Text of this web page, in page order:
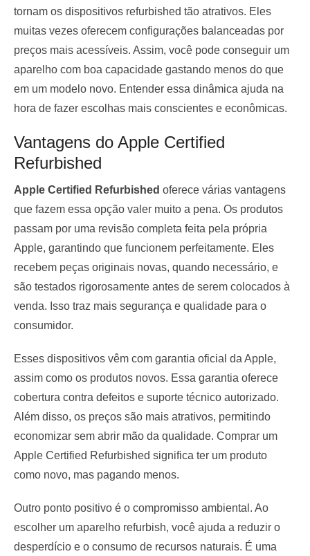
tornam os dispositivos refurbished tão atrativos. Eles
muitas vezes oferecem configurações balanceadas por
preços mais acessíveis. Assim, você pode conseguir um
aparelho com boa capacidade gastando menos do que
em um modelo novo. Entender essa dinâmica ajuda na
hora de fazer escolhas mais conscientes e econômicas.
Vantagens do Apple Certified
Refurbished
Apple Certified Refurbished oferece várias vantagens
que fazem essa opção valer muito a pena. Os produtos
passam por uma revisão completa feita pela própria
Apple, garantindo que funcionem perfeitamente. Eles
recebem peças originais novas, quando necessário, e
são testados rigorosamente antes de serem colocados à
venda. Isso traz mais segurança e qualidade para o
consumidor.
Esses dispositivos vêm com garantia oficial da Apple,
assim como os produtos novos. Essa garantia oferece
cobertura contra defeitos e suporte técnico autorizado.
Além disso, os preços são mais atrativos, permitindo
economizar sem abrir mão da qualidade. Comprar um
Apple Certified Refurbished significa ter um produto
como novo, mas pagando menos.
Outro ponto positivo é o compromisso ambiental. Ao
escolher um aparelho refurbish, você ajuda a reduzir o
desperdício e o consumo de recursos naturais. É uma